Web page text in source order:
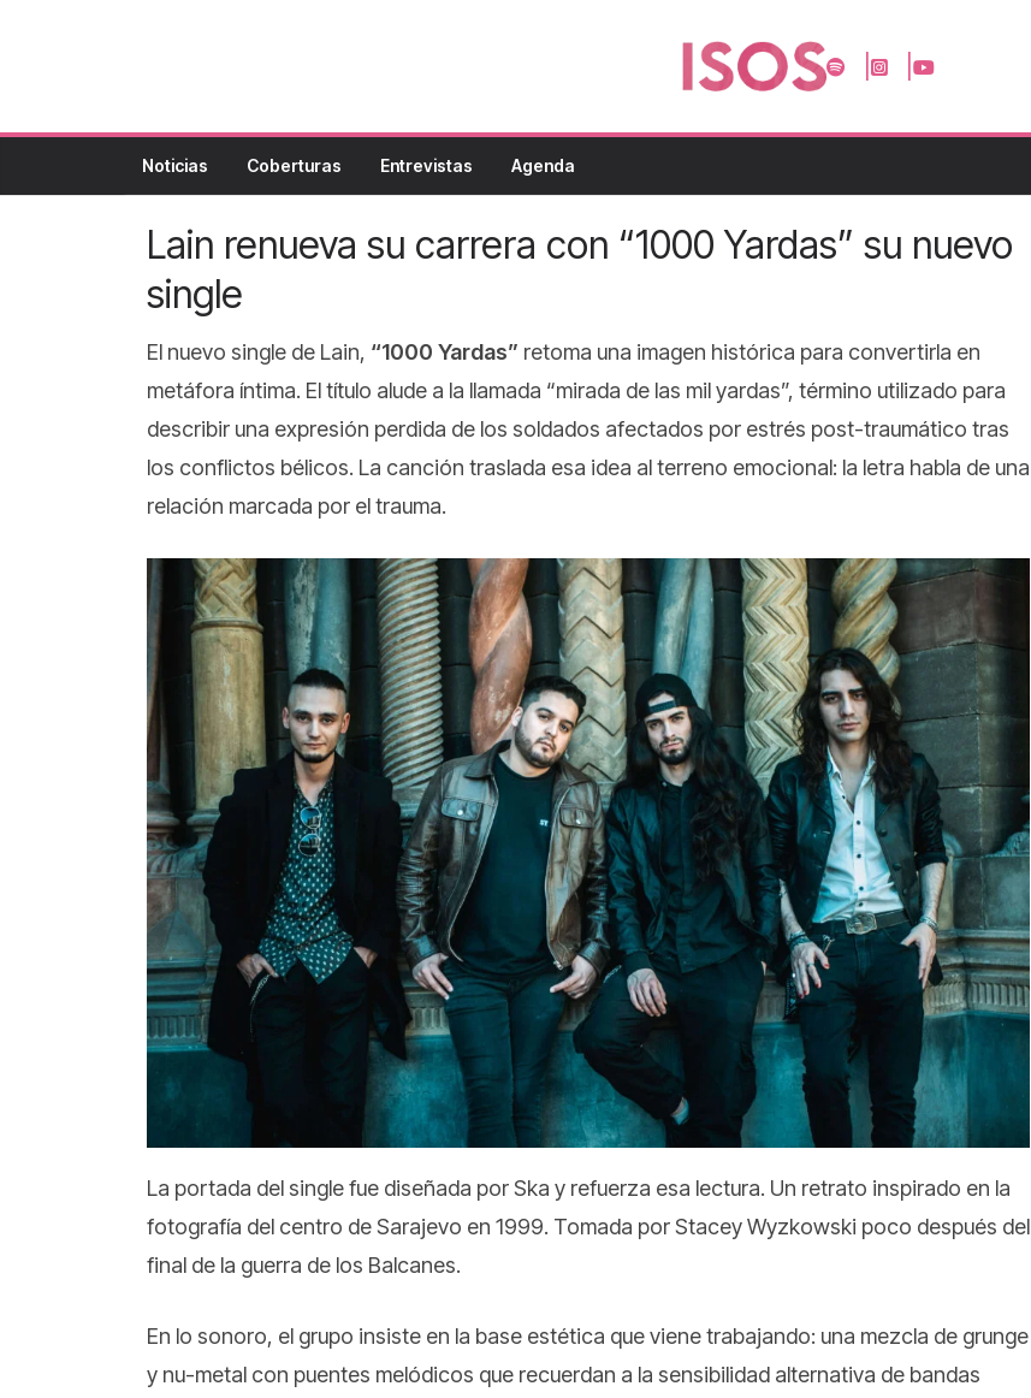
Noticias Coberturas Entrevistas Agenda
Lain renueva su carrera con “1000 Yardas” su nuevo
single
El nuevo single de Lain, “1000 Yardas” retoma una imagen histórica para convertirla en
metáfora íntima. El título alude a la llamada “mirada de las mil yardas”, término utilizado para
describir una expresión perdida de los soldados afectados por estrés post-traumático tras
los conflictos bélicos. La canción traslada esa idea al terreno emocional: la letra habla de una
relación marcada por el trauma.
La portada del single fue diseñada por Ska y refuerza esa lectura. Un retrato inspirado en la
fotografía del centro de Sarajevo en 1999. Tomada por Stacey Wyzkowski poco después del
final de la guerra de los Balcanes.
En lo sonoro, el grupo insiste en la base estética que viene trabajando: una mezcla de grunge
y nu-metal con puentes melódicos que recuerdan a la sensibilidad alternativa de bandas